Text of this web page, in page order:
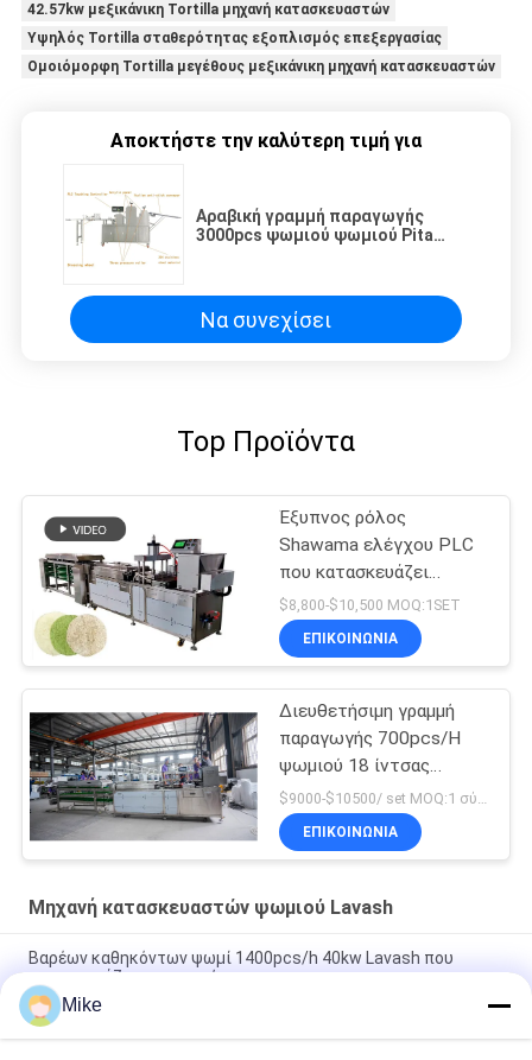
42.57kw μεξικάνικη Tortilla μηχανή κατασκευαστών
Υψηλός Tortilla σταθερότητας εξοπλισμός επεξεργασίας
Ομοιόμορφη Tortilla μεγέθους μεξικάνικη μηχανή κατασκευαστών
Αποκτήστε την καλύτερη τιμή για
Αραβική γραμμή παραγωγής
3000pcs ψωμιού ψωμιού Pita
Να συνεχίσει
Top Προϊόντα
Έξυπνος ρόλος
Shawama ελέγχου PLC
που κατασκευάζει
Tortilla μηχανών που
κατασκευάζει τη μηχανή
$8,800-$10,500 MOQ:1SET
ΕΠΙΚΟΙΝΩΝΊΑ
Διευθετήσιμη γραμμή
παραγωγής 700pcs/H
ψωμιού 18 ίντσας
αραβική
ΕΠΙΚΟΙΝΩΝΊΑ
Μηχανή κατασκευαστών ψωμιού Lavash
Βαρέων καθηκόντων ψωμί 1400pcs/h 40kw Lavash που
κατασκευάζει τη μηχανή
Βιομηχανικό Tortilla που κάνει Chapati Roti μηχανών τη
γραμμή παραγωγής
Mike